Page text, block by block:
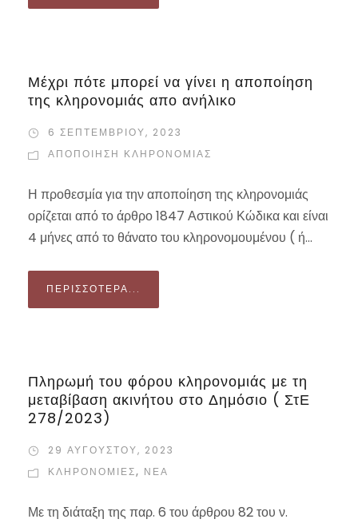
Μέχρι πότε μπορεί να γίνει η αποποίηση
της κληρονομιάς απο ανήλικο
6 ΣΕΠΤΕΜΒΡΊΟΥ, 2023
ΑΠΟΠΟΊΗΣΗ ΚΛΗΡΟΝΟΜΙΆΣ
Η προθεσμία για την αποποίηση της κληρονομιάς
ορίζεται από το άρθρο 1847 Αστικού Κώδικα και είναι
4 μήνες από το θάνατο του κληρονομουμένου ( ή...
ΠΕΡΙΣΣΌΤΕΡΑ...
Πληρωμή του φόρου κληρονομιάς με τη
μεταβίβαση ακινήτου στο Δημόσιο ( ΣτΕ
278/2023)
29 ΑΥΓΟΎΣΤΟΥ, 2023
ΚΛΗΡΟΝΟΜΙΕΣ, ΝΕΑ
Με τη διάταξη της παρ. 6 του άρθρου 82 του ν.